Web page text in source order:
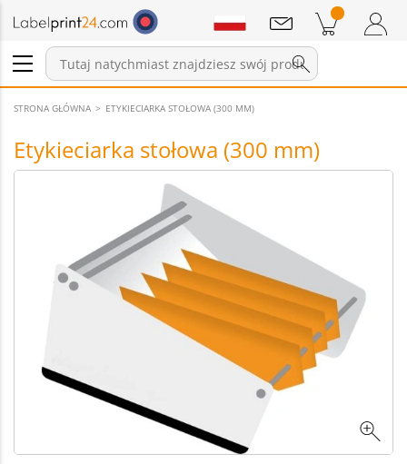
Zaloguj się / Zarejestruj
Pozycji w koszyku
Wiadomości
STRONA GŁÓWNA ETYKIECIARKA STOŁOWA (300 MM)
Etykieciarka stołowa (300 mm)